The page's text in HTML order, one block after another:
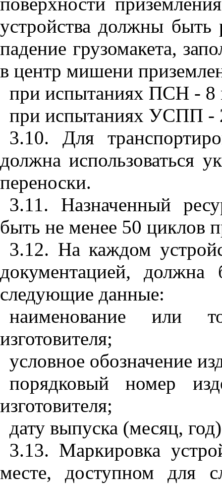
устройства должны
падение грузомакета,
в центр мишени
при испытаниях ПСН - 8
при испытаниях УСПП -
3.10. Для
должна использоваться
переноски.
3.11. Назначенный
быть не менее 50 циклов
3.12. На каждом
документацией, должна
следующие данные:
наименование или
изготовителя;
условное обозначение
порядковый номер
изготовителя;
дату выпуска (месяц,
3.13. Маркировка
месте, доступном для